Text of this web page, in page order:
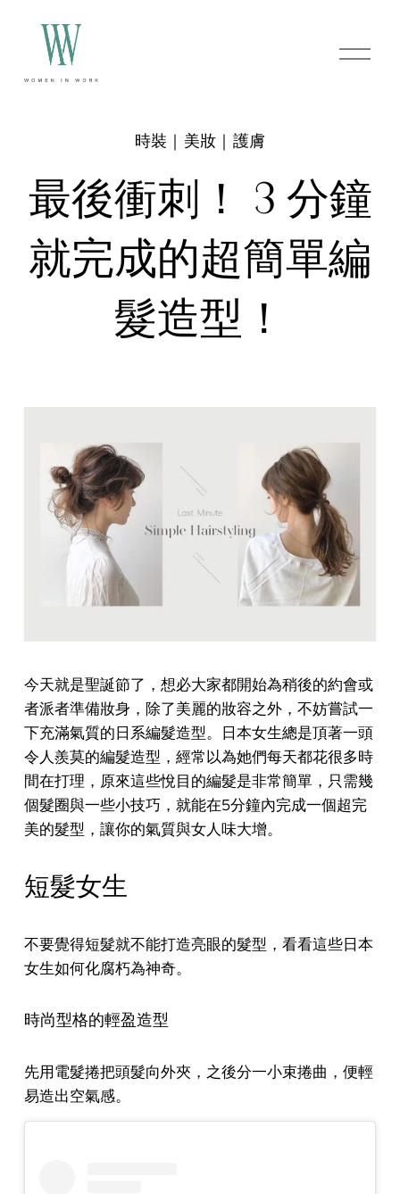
O
p
最後衝刺！ 3 分鐘
就完成的超簡單編
髮造型！
時裝｜美妝｜護膚
今天就是聖誕節了，想必大家都開始為稍後的約會或
者派者準備妝身，除了美麗的妝容之外，不妨嘗試一
下充滿氣質的日系編髮造型。日本女生總是頂著一頭
令人羨莫的編髮造型，經常以為她們每天都花很多時
間在打理，原來這些悅目的編髮是非常簡單，只需幾
個髮圈與一些小技巧，就能在5分鐘內完成一個超完
美的髮型，讓你的氣質與女人味大增。
短髮女生
不要覺得短髮就不能打造亮眼的髮型，看看這些日本
女生如何化腐朽為神奇。
時尚型格的輕盈造型
先用電髮捲把頭髮向外夾，之後分一小束捲曲，便輕
易造出空氣感。